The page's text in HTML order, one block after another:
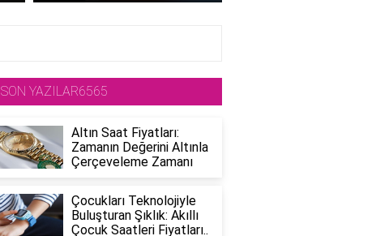
SON YAZILAR6565
Altın Saat Fiyatları:
Zamanın Değerini Altınla
Çerçeveleme Zamanı
Çocukları Teknolojiyle
Buluşturan Şıklık: Akıllı
Çocuk Saatleri Fiyatları..